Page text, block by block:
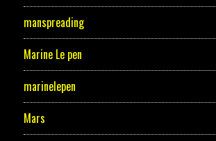
manspreading
Marine Le pen
marinelepen
Mars